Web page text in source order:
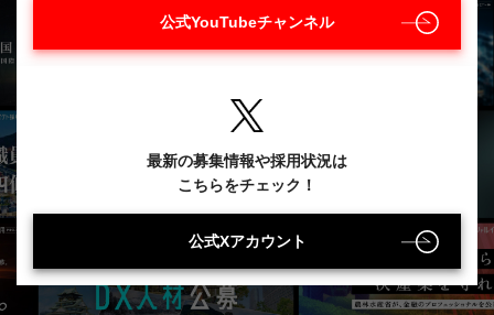
公式YouTubeチャンネル
最新の募集情報や採用状況は
こちらをチェック！
公式Xアカウント